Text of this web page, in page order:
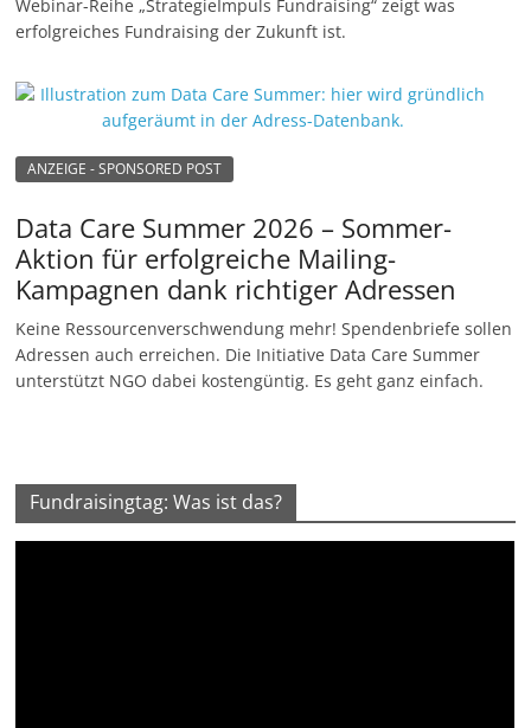
Webinar-Reihe „StrategieImpuls Fundraising“ zeigt was
erfolgreiches Fundraising der Zukunft ist.
ANZEIGE - SPONSORED POST
Data Care Summer 2026 – Sommer-
Aktion für erfolgreiche Mailing-
Kampagnen dank richtiger Adressen
Keine Ressourcenverschwendung mehr! Spendenbriefe sollen
Adressen auch erreichen. Die Initiative Data Care Summer
unterstützt NGO dabei kostengüntig. Es geht ganz einfach.
Fundraisingtag: Was ist das?